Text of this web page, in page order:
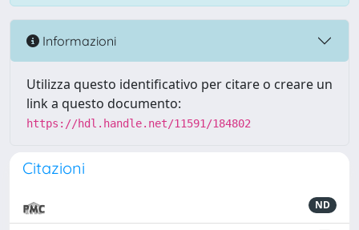
Informazioni
Utilizza questo identificativo per citare o creare un
link a questo documento:
https://hdl.handle.net/11591/184802
Citazioni
ND